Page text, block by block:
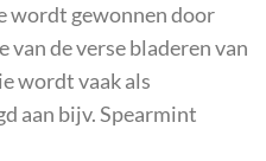
wordt gewonnen door
de verse bladeren van
wordt vaak als
aan bijv. Spearmint